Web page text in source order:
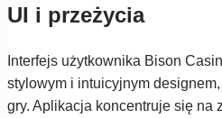
UI i przeżycia
Interfejs użytkownika Bison
stylowym i intuicyjnym
gry. Aplikacja koncentruje się na